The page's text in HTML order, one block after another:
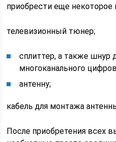
приобрести еще некоторое
телевизионный тюнер;
сплиттер, а также шнур
многоканального
антенну;
кабель для монтажа
После приобретения всех